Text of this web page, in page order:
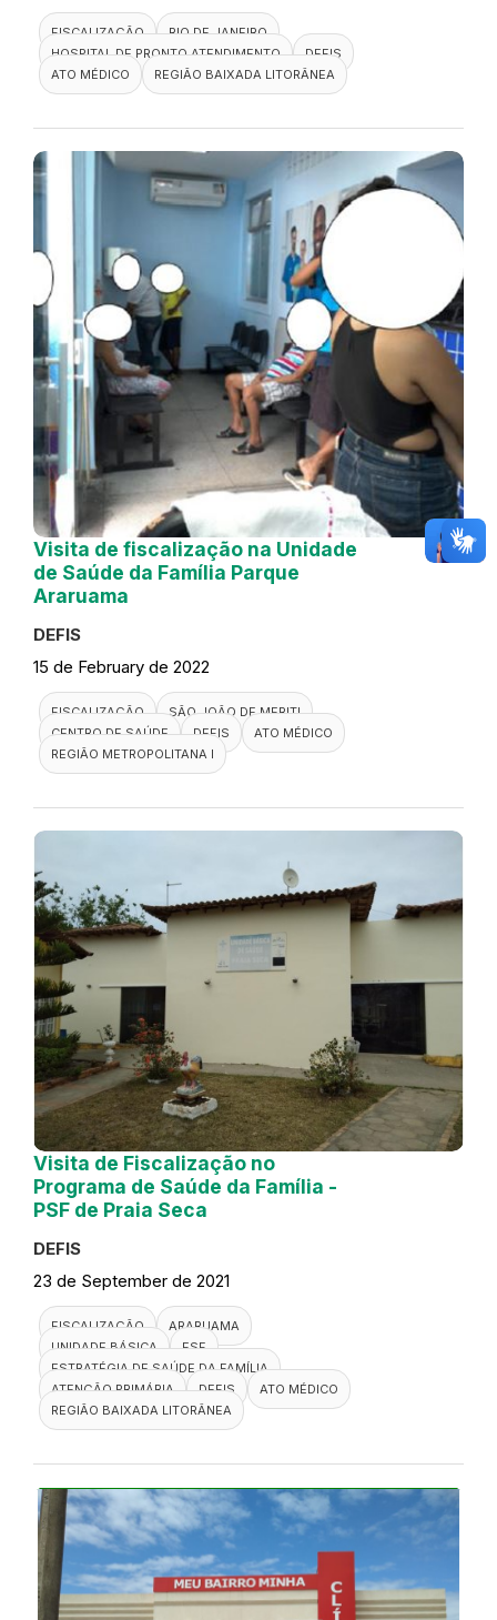
FISCALIZAÇÃO
RIO DE JANEIRO
HOSPITAL DE PRONTO ATENDIMENTO
DEFIS
ATO MÉDICO
REGIÃO BAIXADA LITORÂNEA
Visita de fiscalização na Unidade
de Saúde da Família Parque
Araruama
DEFIS
15 de February de 2022
FISCALIZAÇÃO
SÃO JOÃO DE MERITI
CENTRO DE SAÚDE
DEFIS
ATO MÉDICO
REGIÃO METROPOLITANA I
Visita de Fiscalização no
Programa de Saúde da Família -
PSF de Praia Seca
DEFIS
23 de September de 2021
FISCALIZAÇÃO
ARARUAMA
UNIDADE BÁSICA
ESF
ESTRATÉGIA DE SAÚDE DA FAMÍLIA
ATENÇÃO PRIMÁRIA
DEFIS
ATO MÉDICO
REGIÃO BAIXADA LITORÂNEA